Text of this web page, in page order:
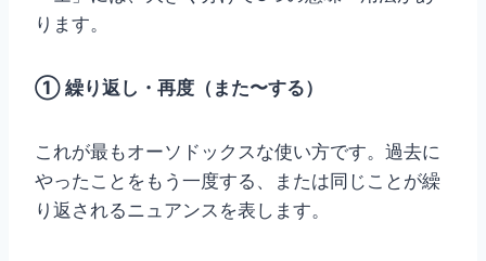
ります。
① 繰り返し・再度（また〜する）
これが最もオーソドックスな使い方です。過去に
やったことをもう一度する、または同じことが繰
り返されるニュアンスを表します。